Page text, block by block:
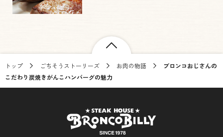
トップ ごちそうストーリーズ お肉の物語
ブロンコおじさんの
こだわり炭焼きがんこハンバーグの魅力